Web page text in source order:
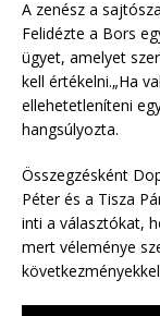
A zenész a
Felidézte a Bors
ügyet, amelyet
kell értékelni.„Ha
ellehetetleníteni
hangsúlyozta.
Összegzésként
Péter és a Tisza
inti a választókat,
mert véleménye